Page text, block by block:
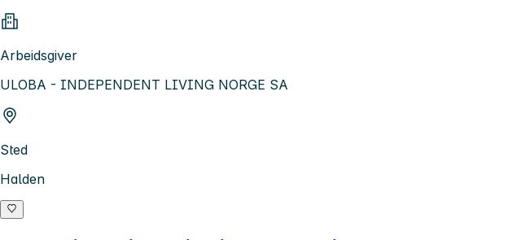
Arbeidsgiver
ULOBA - INDEPENDENT LIVING NORGE SA
Sted
Halden